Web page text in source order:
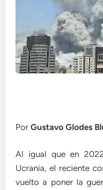
PorGustavo Glodes
Al igual que en
Ucrania, el reciente
vuelto a poner la